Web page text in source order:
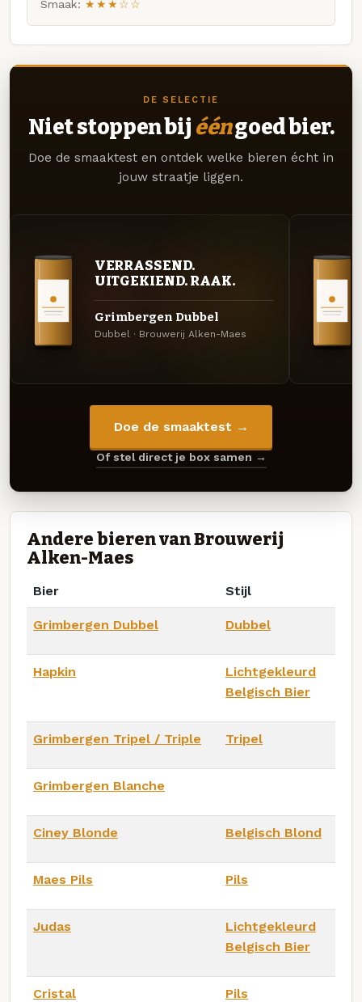
Smaak: ★★★☆☆
DE SELECTIE
Niet stoppen bij ééngoed bier.
Doe de smaaktest en ontdek welke bieren écht in
jouw straatje liggen.
VERRASSEND.
UITGEKIEND. RAAK.
Grimbergen Dubbel
Dubbel · Brouwerij Alken-Maes
Doe de smaaktest →
Of stel direct je box samen →
Andere bieren van Brouwerij
Alken-Maes
Bier Stijl
Grimbergen Dubbel Dubbel
Hapkin
Lichtgekleurd
Belgisch Bier
Grimbergen Tripel / Triple Tripel
Grimbergen Blanche
Ciney Blonde Belgisch Blond
Maes Pils Pils
Judas
Lichtgekleurd
Belgisch Bier
Cristal Pils